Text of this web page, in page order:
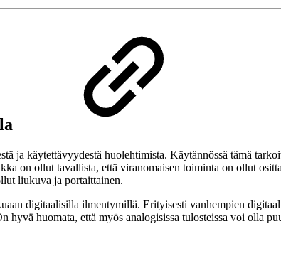
ja käytettävyydestä huolehtimista. Käytännössä tämä
on ollut tavallista, että viranomaisen toiminta on ollut
liukuva ja portaittainen.
digitaalisilla ilmentymillä. Erityisesti vanhempien
huomata, että myös analogisissa tulosteissa voi olla